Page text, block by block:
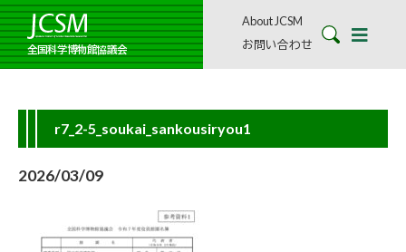
全国科学博物館協議会
About JCSM
お問い合わせ
r7_2-5_soukai_sankousiryou1
2026/03/09